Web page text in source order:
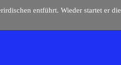
entführt. Wieder startet er die